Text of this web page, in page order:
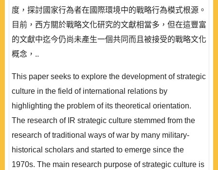
度，探討國家行為者在國際環境中的戰略行為模式根源。
目前，西方關於戰略文化研究的文獻相當多，但在這豐富
的文獻中迄今仍尚未產生一個共同而且被接受的戰略文化
概念，..
This paper seeks to explore the development of strategic
culture in the field of international relations by
highlighting the problem of its theoretical orientation.
The research of IR strategic culture stemmed from the
research of traditional ways of war by many military-
historical scholars and started to emerge since the
1970s. The main research purpose of strategic culture is